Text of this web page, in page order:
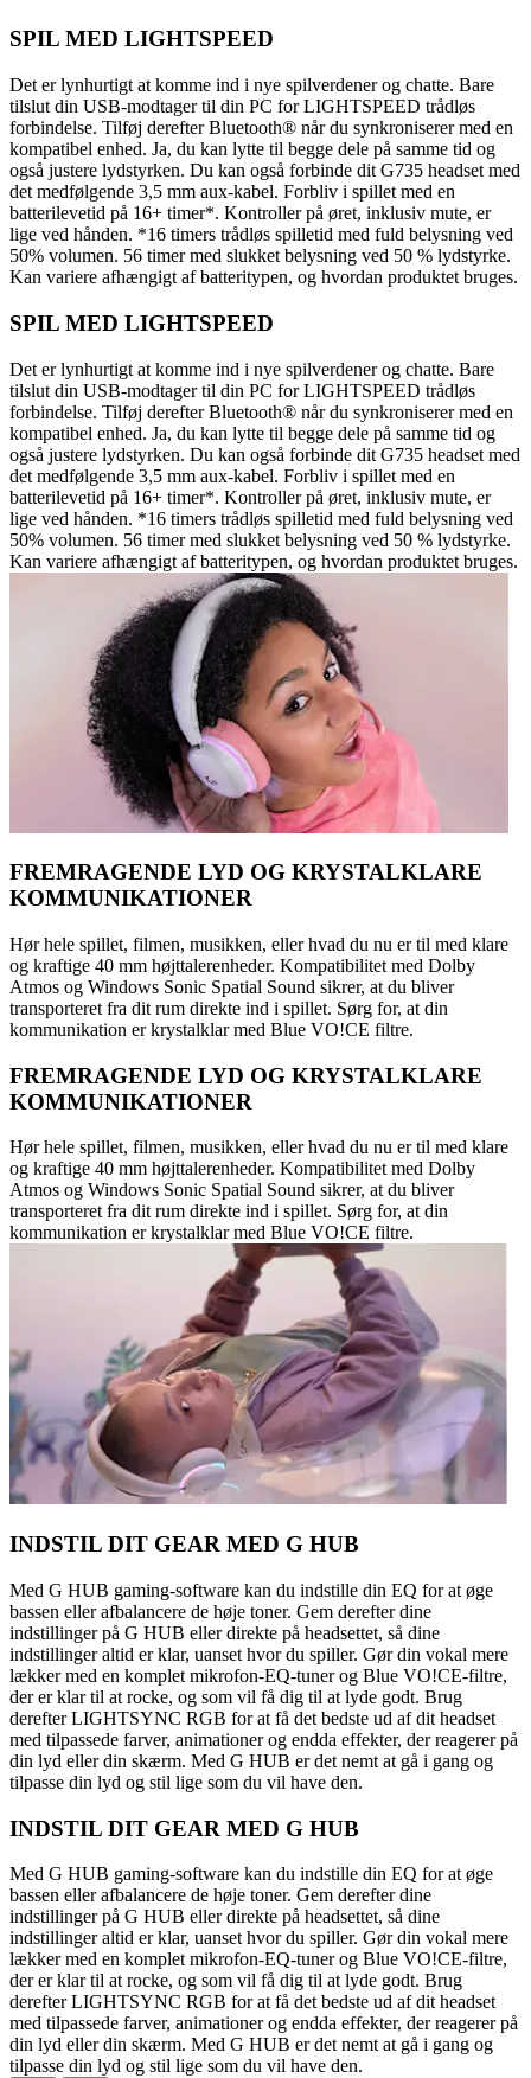
SPIL MED LIGHTSPEED
Det er lynhurtigt at komme ind i nye spilverdener og chatte. Bare
tilslut din USB-modtager til din PC for LIGHTSPEED trådløs
forbindelse. Tilføj derefter Bluetooth® når du synkroniserer med en
kompatibel enhed. Ja, du kan lytte til begge dele på samme tid og
også justere lydstyrken. Du kan også forbinde dit G735 headset med
det medfølgende 3,5 mm aux-kabel. Forbliv i spillet med en
batterilevetid på 16+ timer*. Kontroller på øret, inklusiv mute, er
lige ved hånden. *16 timers trådløs spilletid med fuld belysning ved
50% volumen. 56 timer med slukket belysning ved 50 % lydstyrke.
Kan variere afhængigt af batteritypen, og hvordan produktet bruges.
SPIL MED LIGHTSPEED
Det er lynhurtigt at komme ind i nye spilverdener og chatte. Bare
tilslut din USB-modtager til din PC for LIGHTSPEED trådløs
forbindelse. Tilføj derefter Bluetooth® når du synkroniserer med en
kompatibel enhed. Ja, du kan lytte til begge dele på samme tid og
også justere lydstyrken. Du kan også forbinde dit G735 headset med
det medfølgende 3,5 mm aux-kabel. Forbliv i spillet med en
batterilevetid på 16+ timer*. Kontroller på øret, inklusiv mute, er
lige ved hånden. *16 timers trådløs spilletid med fuld belysning ved
50% volumen. 56 timer med slukket belysning ved 50 % lydstyrke.
Kan variere afhængigt af batteritypen, og hvordan produktet bruges.
FREMRAGENDE LYD OG KRYSTALKLARE
KOMMUNIKATIONER
Hør hele spillet, filmen, musikken, eller hvad du nu er til med klare
og kraftige 40 mm højttalerenheder. Kompatibilitet med Dolby
Atmos og Windows Sonic Spatial Sound sikrer, at du bliver
transporteret fra dit rum direkte ind i spillet. Sørg for, at din
kommunikation er krystalklar med Blue VO!CE filtre.
FREMRAGENDE LYD OG KRYSTALKLARE
KOMMUNIKATIONER
Hør hele spillet, filmen, musikken, eller hvad du nu er til med klare
og kraftige 40 mm højttalerenheder. Kompatibilitet med Dolby
Atmos og Windows Sonic Spatial Sound sikrer, at du bliver
transporteret fra dit rum direkte ind i spillet. Sørg for, at din
kommunikation er krystalklar med Blue VO!CE filtre.
INDSTIL DIT GEAR MED G HUB
Med G HUB gaming-software kan du indstille din EQ for at øge
bassen eller afbalancere de høje toner. Gem derefter dine
indstillinger på G HUB eller direkte på headsettet, så dine
indstillinger altid er klar, uanset hvor du spiller. Gør din vokal mere
lækker med en komplet mikrofon-EQ-tuner og Blue VO!CE-filtre,
der er klar til at rocke, og som vil få dig til at lyde godt. Brug
derefter LIGHTSYNC RGB for at få det bedste ud af dit headset
med tilpassede farver, animationer og endda effekter, der reagerer på
din lyd eller din skærm. Med G HUB er det nemt at gå i gang og
tilpasse din lyd og stil lige som du vil have den.
INDSTIL DIT GEAR MED G HUB
Med G HUB gaming-software kan du indstille din EQ for at øge
bassen eller afbalancere de høje toner. Gem derefter dine
indstillinger på G HUB eller direkte på headsettet, så dine
indstillinger altid er klar, uanset hvor du spiller. Gør din vokal mere
lækker med en komplet mikrofon-EQ-tuner og Blue VO!CE-filtre,
der er klar til at rocke, og som vil få dig til at lyde godt. Brug
derefter LIGHTSYNC RGB for at få det bedste ud af dit headset
med tilpassede farver, animationer og endda effekter, der reagerer på
din lyd eller din skærm. Med G HUB er det nemt at gå i gang og
tilpasse din lyd og stil lige som du vil have den.